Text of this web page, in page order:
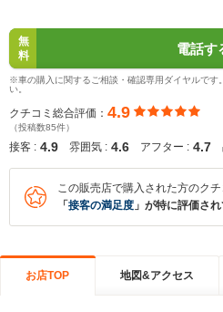
無
料
電話す
※車の購入に関するご相談・確認専用ダイヤルです
い。
クチコミ総合評価： 4.9
（投稿数85件）
接客 : 4.9 雰囲気 : 4.6 アフター : 4.7
この販売店で購入された方のク
「 接客の満足度 」が特に評価さ
お店TOP 地図&アクセス